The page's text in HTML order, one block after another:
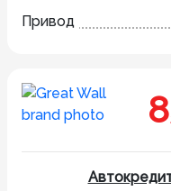
Привод